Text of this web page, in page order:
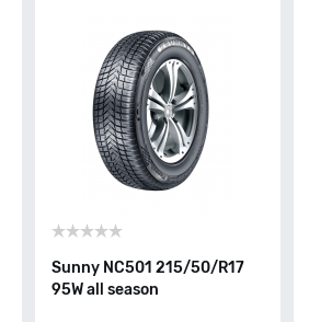
Sunny NC501 215/50/R17
95W all season